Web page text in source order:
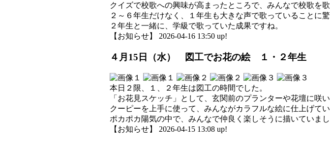
クイズで校歌への興味が高まったところで、みんなで校歌を歌
２～６年生だけなく、１年生も大きな声で歌っていることに驚
２年生と一緒に、学級で歌っていた成果ですね。
【お知らせ】 2026-04-16 13:50 up!
４月15日（水） 図工でお花の絵 １・２年生
本日２限、１、２年生は図工の時間でした。
「お花見スケッチ」として、玄関前のプランターや花壇に咲
クーピーを上手に使って、みんながカラフルな絵に仕上げてい
ポカポカ陽気の中で、みんなで仲良く楽しそうに描いていまし
【お知らせ】 2026-04-15 13:08 up!